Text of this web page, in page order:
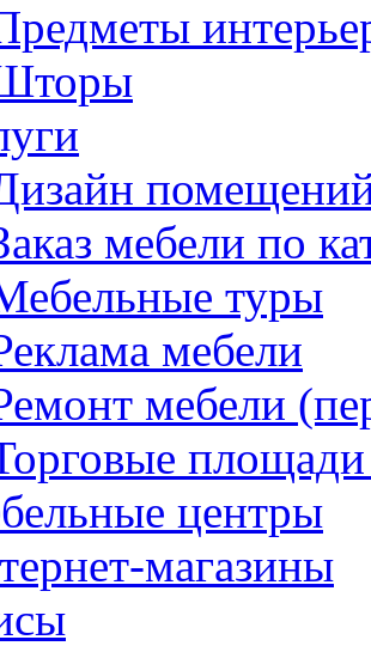
мебели по
туры
мебели
мебели
центры
магазины